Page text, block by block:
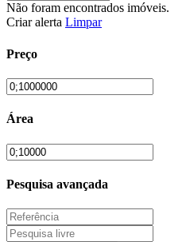
Não foram encontrados imóveis.
Criar alerta Limpar
Preço
Área
Pesquisa avançada